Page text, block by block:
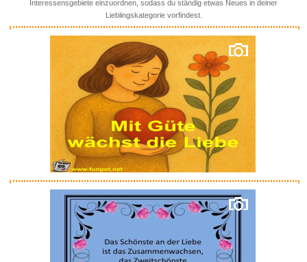
[2 Stück] Dezentes einfac...
Anzeige
happymaker - Leo Armband,
Wick...
Anzeige
Interessensgebiete einzuordnen, sodass du ständig etwas Neues in deiner
Lieblingskategorie vorfindest.